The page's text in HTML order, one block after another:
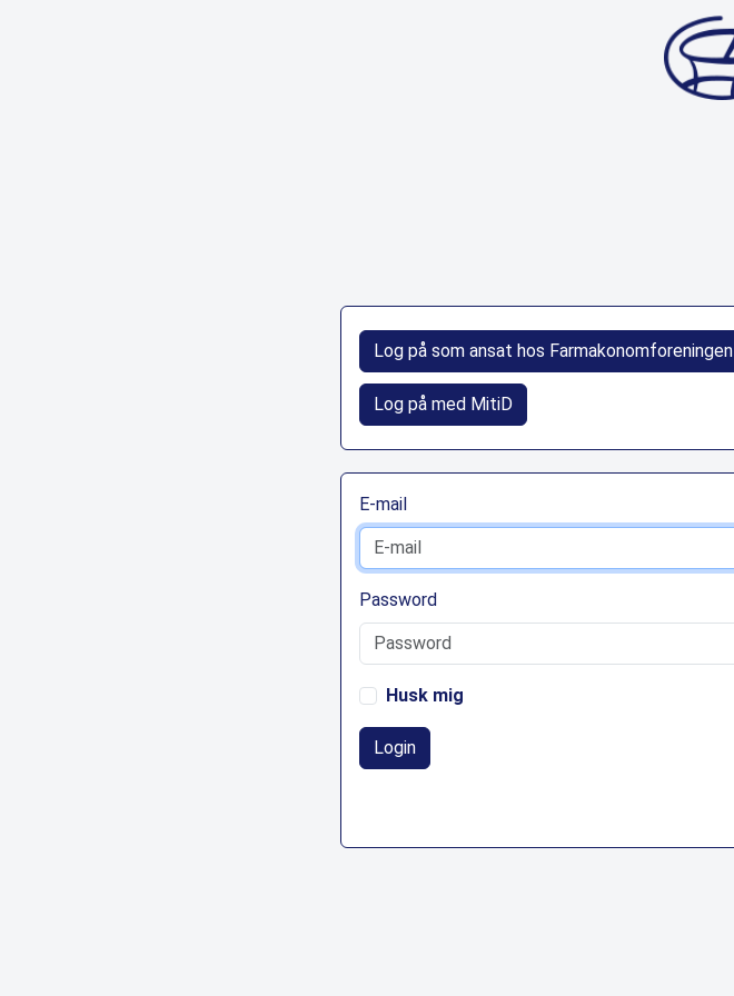
Log på som ansat hos Farmakonomforeningen
Log på med MitiD
E-mail
Password
Husk mig
Login